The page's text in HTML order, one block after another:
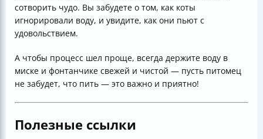
сотворить чудо. Вы забудете о том, как коты
игнорировали воду, и увидите, как они пьют с
удовольствием.
А чтобы процесс шел проще, всегда держите воду в
миске и фонтанчике свежей и чистой — пусть питомец
не забудет, что пить — это важно и приятно!
Полезные ссылки